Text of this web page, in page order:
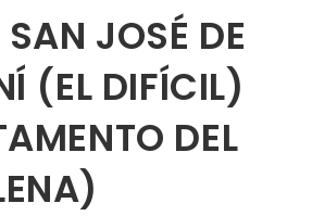
JOSÉ DE
(EL DIFÍCIL)
DEL